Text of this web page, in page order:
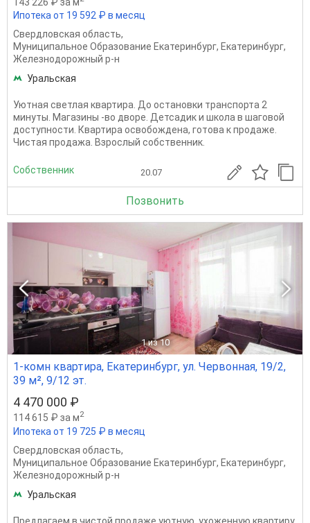
Ипотека от 19 592 ₽ в месяц
Свердловская область,
Муниципальное Образование Екатеринбург, Екатеринбург,
Железнодорожный р-н
Уральская
Уютная светлая квартира. До остановки транспорта 2
минуты. Магазины -во дворе. Детсадик и школа в шаговой
доступности. Квартира освобождена, готова к продаже.
Чистая продажа. Взрослый собственник.
Собственник 20.07
Позвонить
1 из 10
1-комн квартира, Екатеринбург, ул. Червонная, 19/2,
39 м², 9/12 эт.
4 470 000 ₽
114 615 ₽ за м2
Ипотека от 19 725 ₽ в месяц
Свердловская область,
Муниципальное Образование Екатеринбург, Екатеринбург,
Железнодорожный р-н
Уральская